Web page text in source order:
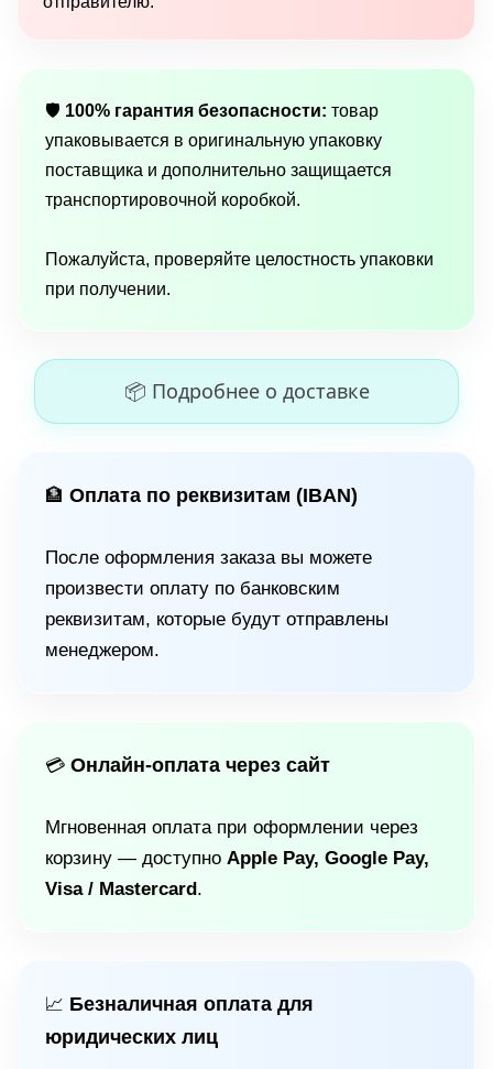
🛡 100% гарантия безопасности: товар
упаковывается в оригинальную упаковку
поставщика и дополнительно защищается
транспортировочной коробкой.
Пожалуйста, проверяйте целостность упаковки
при получении.
📦 Подробнее о доставке
🏦 Оплата по реквизитам (IBAN)
После оформления заказа вы можете
произвести оплату по банковским
реквизитам, которые будут отправлены
менеджером.
💳 Онлайн-оплата через сайт
Мгновенная оплата при оформлении через
корзину — доступно Apple Pay, Google Pay,
Visa / Mastercard.
📈 Безналичная оплата для
юридических лиц